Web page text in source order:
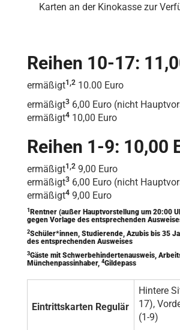
Karten an der Kinokasse zur
Reihen 10-17:
ermäßigt1,2 10.00 Euro
ermäßigt3 6,00 Euro (nicht
ermäßigt4 10,00 Euro
Reihen 1-9: 10,00
ermäßigt1,2 9,00 Euro
ermäßigt3 6,00 Euro (nicht
ermäßigt4 9,00 Euro
1 Rentner (außer Hauptvorstellung um 20:00
gegen Vorlage des entsprechenden
2Schüler*innen, Studierende, Azubis bis 35
des entsprechenden Ausweises
3Gäste mit Schwerbehindertenausweis,
Münchenpassinhaber, 4Gildepass
Eintrittskarten Regulär
Hintere
17),
(1-9)